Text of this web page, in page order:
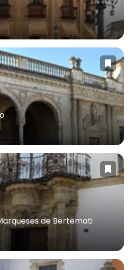
de Bertemati